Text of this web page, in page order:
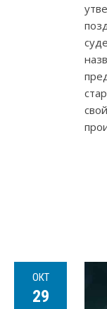
ОКТ
29